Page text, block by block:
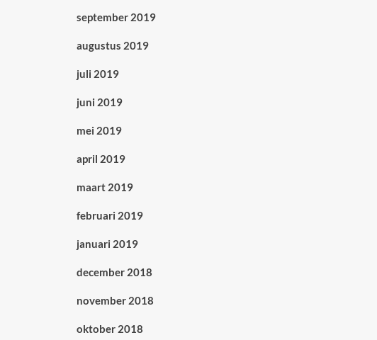
september 2019
augustus 2019
juli 2019
juni 2019
mei 2019
april 2019
maart 2019
februari 2019
januari 2019
december 2018
november 2018
oktober 2018